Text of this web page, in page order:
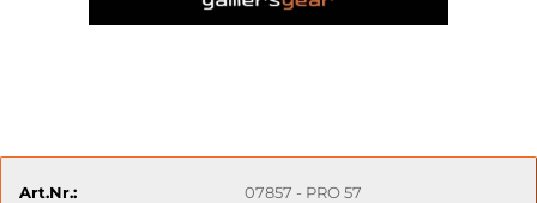
Art.Nr.:
07857 - PRO 57